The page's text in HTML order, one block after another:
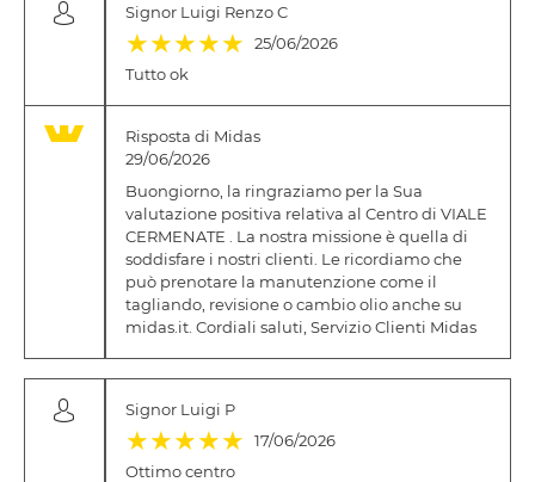
Signor Luigi Renzo C
(*)
★ (*)
★ (*)
★ (*)
★ (*)
★
25/06/2026
Tutto ok
Risposta di Midas
29/06/2026
Buongiorno, la ringraziamo per la Sua
valutazione positiva relativa al Centro di VIALE
CERMENATE . La nostra missione è quella di
soddisfare i nostri clienti. Le ricordiamo che
può prenotare la manutenzione come il
tagliando, revisione o cambio olio anche su
midas.it. Cordiali saluti, Servizio Clienti Midas
Signor Luigi P
(*)
★ (*)
★ (*)
★ (*)
★ (*)
★
17/06/2026
Ottimo centro